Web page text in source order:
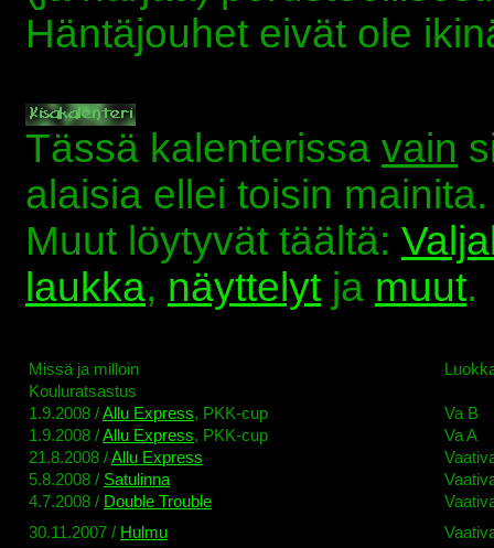
Häntäjouhet eivät ole
Tässä kalenterissa vain
alaisia ellei toisin mainita.
Muut löytyvät täältä:
laukka, näyttelyt ja muut.
Missä ja milloin
Kouluratsastus
1.9.2008 /Allu Express, PKK-cup
Va B
1.9.2008 /Allu Express, PKK-cup
Va A
21.8.2008 /Allu Express
5.8.2008 / Satulinna
4.7.2008 / Double Trouble
30.11.2007 / Hulmu